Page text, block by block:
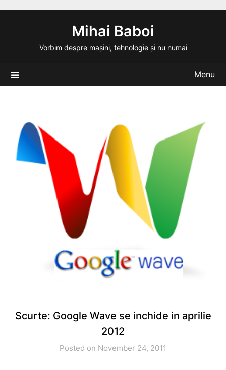
Mihai Baboi
Vorbim despre mașini, tehnologie și nu numai
Menu
Scurte: Google Wave se inchide in aprilie
2012
Posted on November 24, 2011